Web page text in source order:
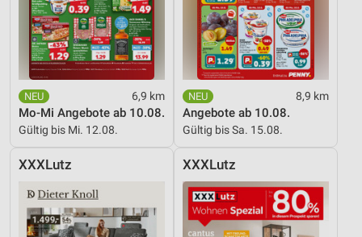
6,9 km
Mo-Mi Angebote ab 10.08.
Gültig bis Mi. 12.08.
8,9 km
Angebote ab 10.08.
Gültig bis Sa. 15.08.
XXXLutz XXXLutz